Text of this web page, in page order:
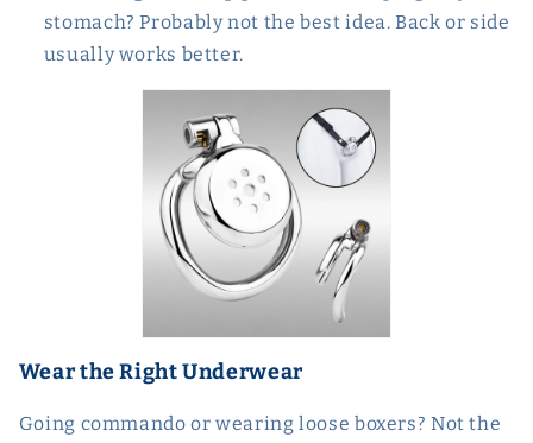
stomach? Probably not the best idea. Back or side
usually works better.
Wear the Right Underwear
Going commando or wearing loose boxers? Not the